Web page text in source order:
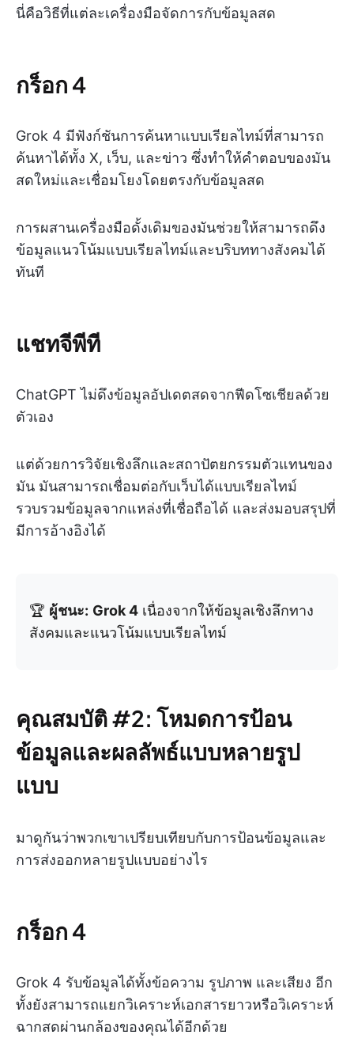
นี่คือวิธีที่แต่ละเครื่องมือจัดการกับข้อมูลสด
กร็อก 4
Grok 4 มีฟังก์ชันการค้นหาแบบเรียลไทม์ที่สามารถ
ค้นหาได้ทั้ง X, เว็บ, และข่าว ซึ่งทำให้คำตอบของมัน
สดใหม่และเชื่อมโยงโดยตรงกับข้อมูลสด
การผสานเครื่องมือดั้งเดิมของมันช่วยให้สามารถดึง
ข้อมูลแนวโน้มแบบเรียลไทม์และบริบททางสังคมได้
ทันที
แชทจีพีที
ChatGPT ไม่ดึงข้อมูลอัปเดตสดจากฟีดโซเชียลด้วย
ตัวเอง
แต่ด้วยการวิจัยเชิงลึกและสถาปัตยกรรมตัวแทนของ
มัน มันสามารถเชื่อมต่อกับเว็บได้แบบเรียลไทม์
รวบรวมข้อมูลจากแหล่งที่เชื่อถือได้ และส่งมอบสรุปที่
มีการอ้างอิงได้
🏆 ผู้ชนะ: Grok 4 เนื่องจากให้ข้อมูลเชิงลึกทาง
สังคมและแนวโน้มแบบเรียลไทม์
คุณสมบัติ #2: โหมดการป้อน
ข้อมูลและผลลัพธ์แบบหลายรูป
แบบ
มาดูกันว่าพวกเขาเปรียบเทียบกับการป้อนข้อมูลและ
การส่งออกหลายรูปแบบอย่างไร
กร็อก 4
Grok 4 รับข้อมูลได้ทั้งข้อความ รูปภาพ และเสียง อีก
ทั้งยังสามารถแยกวิเคราะห์เอกสารยาวหรือวิเคราะห์
ฉากสดผ่านกล้องของคุณได้อีกด้วย